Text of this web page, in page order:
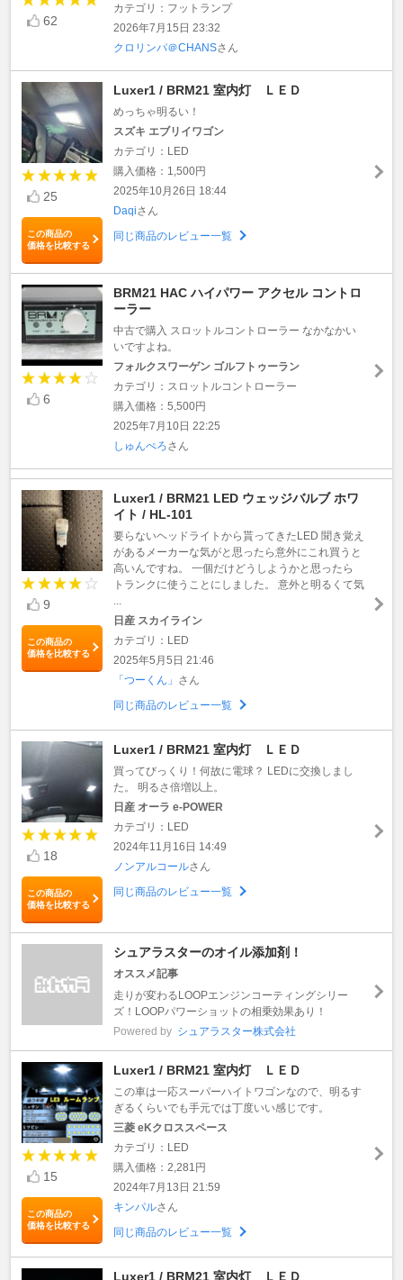
62
カテゴリ：フットランプ
2026年7月15日 23:32
クロリンパ＠CHANSさん
25
この商品の
価格を比較する
Luxer1 / BRM21 室内灯 ＬＥＤ
めっちゃ明るい！
スズキ エブリイワゴン
カテゴリ：LED
購入価格：1,500円
2025年10月26日 18:44
Daqiさん
同じ商品のレビュー一覧
6
BRM21 HAC ハイパワー アクセル コントロ
ーラー
中古で購入 スロットルコントローラー なかなかい
いですよね。
フォルクスワーゲン ゴルフトゥーラン
カテゴリ：スロットルコントローラー
購入価格：5,500円
2025年7月10日 22:25
しゅんぺろさん
9
この商品の
価格を比較する
Luxer1 / BRM21 LED ウェッジバルブ ホワ
イト / HL-101
要らないヘッドライトから貰ってきたLED 聞き覚え
があるメーカーな気がと思ったら意外にこれ買うと
高いんですね。 一個だけどうしようかと思ったら
トランクに使うことにしました。 意外と明るくて気
日産 スカイライン
カテゴリ：LED
2025年5月5日 21:46
「つーくん」 さん
同じ商品のレビュー一覧
18
この商品の
価格を比較する
Luxer1 / BRM21 室内灯 ＬＥＤ
買ってびっくり！何故に電球？ LEDに交換しまし
た。 明るさ倍増以上。
日産 オーラ e-POWER
カテゴリ：LED
2024年11月16日 14:49
ノンアルコールさん
同じ商品のレビュー一覧
シュアラスターのオイル添加剤！
オススメ記事
走りが変わるLOOPエンジンコーティングシリー
ズ！LOOPパワーショットの相乗効果あり！
Powered by シュアラスター株式会社
15
この商品の
価格を比較する
Luxer1 / BRM21 室内灯 ＬＥＤ
この車は一応スーパーハイトワゴンなので、明るす
ぎるくらいでも手元では丁度いい感じです。
三菱 eKクロススペース
カテゴリ：LED
購入価格：2,281円
2024年7月13日 21:59
キンパルさん
同じ商品のレビュー一覧
Luxer1 / BRM21 室内灯 ＬＥＤ